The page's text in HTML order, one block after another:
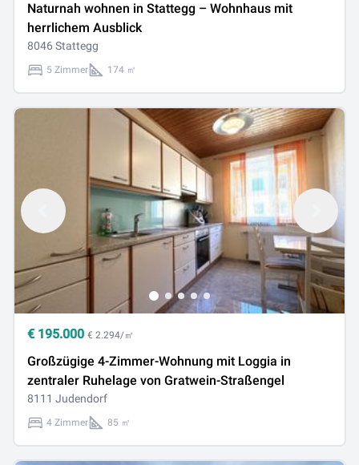
Naturnah wohnen in Stattegg – Wohnhaus mit
herrlichem Ausblick
8046 Stattegg
5 Zimmer 174 ㎡
€ 195.000 € 2.294/㎡
Großzügige 4-Zimmer-Wohnung mit Loggia in
zentraler Ruhelage von Gratwein-Straßengel
8111 Judendorf
4 Zimmer 85 ㎡